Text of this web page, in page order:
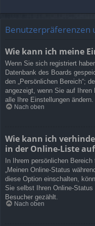
Benutzerpräferenzen
Wie kann ich meine
Wenn Sie sich registriert
Datenbank des Boards
den „Persönlichen Bereich“;
angezeigt, wenn Sie auf
alle Ihre Einstellungen ändern.
Nach oben
Wie kann ich
in der Online-Liste
In Ihrem persönlichen
„Meinen Online-Status
diese Option einschalten,
Sie selbst Ihren Online-
Besucher gezählt.
Nach oben